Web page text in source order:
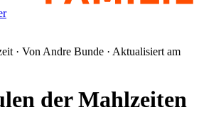
· Von Andre Bunde · Aktualisiert am
der Mahlzeiten